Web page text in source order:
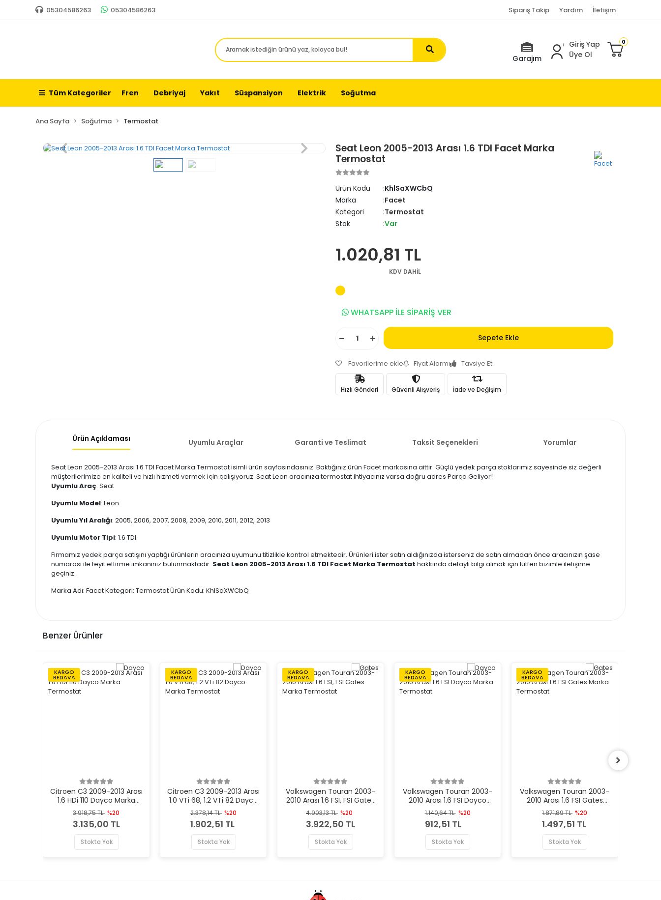
05304586263 05304586263 Sipariş Takip Yardım İletişim
Garajım
Giriş Yap
Üye Ol
0
Tüm Kategoriler Fren Debriyaj Yakıt Süspansiyon Elektrik Soğutma
Ana Sayfa Soğutma Termostat
Seat Leon 2005-2013 Arası 1.6 TDI Facet Marka
Termostat
Ürün Kodu
KhlSaXWCbQ
Marka
Facet
Kategori
Termostat
Stok
Var
1.020,81 TL
KDV DAHİL
WHATSAPP İLE SİPARİŞ VER
Sepete Ekle
Favorilerime ekle Fiyat Alarmı Tavsiye Et
Hızlı Gönderi Güvenli Alışveriş İade ve Değişim
Ürün Açıklaması Uyumlu Araçlar Garanti ve Teslimat Taksit Seçenekleri Yorumlar
Seat Leon 2005-2013 Arası 1.6 TDI Facet Marka Termostat isimli ürün sayfasındasınız. Baktığınız ürün Facet markasına aittir. Güçlü yedek parça stoklarımız sayesinde siz değerli
müşterilerimize en kaliteli ve hızlı hizmeti vermek için çalışıyoruz. Seat Leon aracınıza termostat ihtiyacınız varsa doğru adres Parça Geliyor!
Uyumlu Araç: Seat
Uyumlu Model: Leon
Uyumlu Yıl Aralığı: 2005, 2006, 2007, 2008, 2009, 2010, 2011, 2012, 2013
Uyumlu Motor Tipi: 1.6 TDI
Firmamız yedek parça satışını yaptığı ürünlerin aracınıza uyumunu titizlikle kontrol etmektedir. Ürünleri ister satın aldığınızda isterseniz de satın almadan önce aracınızın şase
numarası ile teyit ettirme imkanınız bulunmaktadır. Seat Leon 2005-2013 Arası 1.6 TDI Facet Marka Termostat hakkında detaylı bilgi almak için lütfen bizimle iletişime
geçiniz.
Marka Adı: Facet Kategori: Termostat Ürün Kodu: KhlSaXWCbQ
Benzer Ürünler
KARGO
BEDAVA
Citroen C3 2009-2013 Arası
1.6 HDi 110 Dayco Marka
Termostat
3.918,75 TL %20
3.135,00 TL
Stokta Yok
KARGO
BEDAVA
Citroen C3 2009-2013 Arası
1.0 VTi 68, 1.2 VTi 82 Dayco
Marka Termostat
2.378,14 TL %20
1.902,51 TL
Stokta Yok
KARGO
BEDAVA
Volkswagen Touran 2003-
2010 Arası 1.6 FSI, FSI Gates
Marka Termostat
4.903,13 TL %20
3.922,50 TL
Stokta Yok
KARGO
BEDAVA
Volkswagen Touran 2003-
2010 Arası 1.6 FSI Dayco
Marka Termostat
1.140,64 TL %20
912,51 TL
Stokta Yok
KARGO
BEDAVA
Volkswagen Touran 2003-
2010 Arası 1.6 FSI Gates
Marka Termostat
1.871,89 TL %20
1.497,51 TL
Stokta Yok